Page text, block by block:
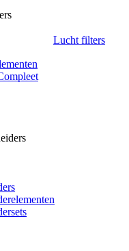
Lucht filters